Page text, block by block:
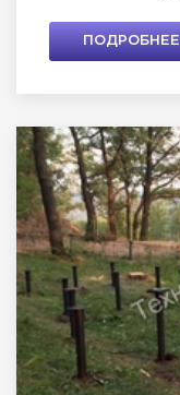
ПОДРОБНЕЕ